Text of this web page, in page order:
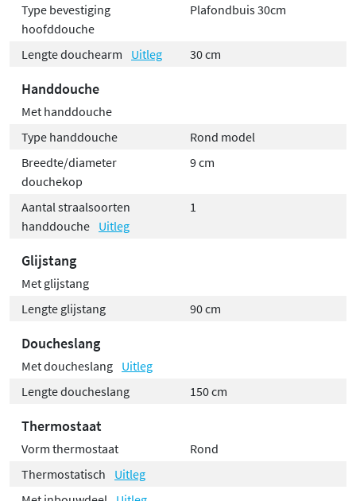
Type bevestiging
hoofddouche
Plafondbuis 30cm
Lengte douchearm Uitleg 30 cm
Handdouche
Met handdouche
Type handdouche
Rond model
Breedte/diameter
douchekop
9 cm
Aantal straalsoorten
handdouche Uitleg
1
Glijstang
Met glijstang
Lengte glijstang
90 cm
Doucheslang
Met doucheslang Uitleg
Lengte doucheslang
150 cm
Thermostaat
Vorm thermostaat
Rond
Thermostatisch
Uitleg